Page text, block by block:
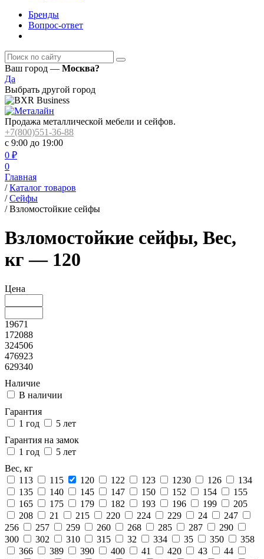
Бренды
Вопрос-ответ
Ваш город — Москва?
Да
Выбрать другой город
Продажа металлической мебели и сейфов.
+7(800)551-36-88
с 9:00 до 19:00
0 ₽
0
Главная
/ Каталог товаров
/ Сейфы
/ Взломостойкие сейфы
Взломостойкие сейфы, Вес,
кг — 120
Цена
19671
172088
324506
476923
629340
Наличие
В наличии
Гарантия
1 год
5 лет
Гарантия на замок
1 год
5 лет
Вес, кг
113
115 120 122 123 1230 126
134
135
140 145 147 150 152 154
155
165
175 179 182 193 196 199
205
208
21 215 220 224 229 24
247
256
257 259 260 268 285 287
290
300
302 310 315 32 334 35 350
358
366
389 390 400 41 420 43
44